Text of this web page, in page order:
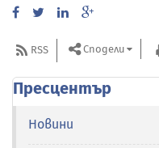
RSS Сподели
Пресцентър
Новини